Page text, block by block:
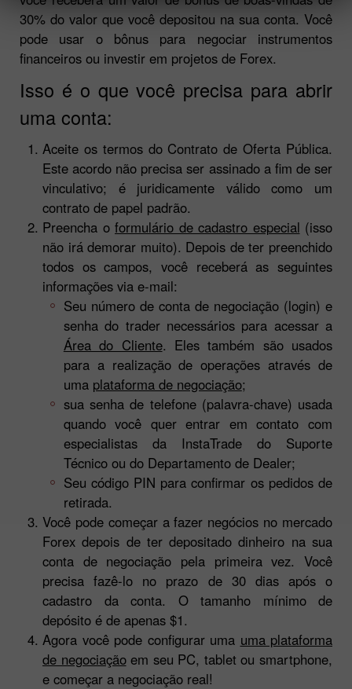
30% do valor que você depositou na sua conta. Você
pode usar o bônus para negociar instrumentos
financeiros ou investir em projetos de Forex.
Isso é o que você precisa para abrir
uma conta:
Aceite os termos do Contrato de Oferta Pública.
Este acordo não precisa ser assinado a fim de ser
vinculativo; é juridicamente válido como um
contrato de papel padrão.
Preencha o formulário de cadastro especial (isso
não irá demorar muito). Depois de ter preenchido
todos os campos, você receberá as seguintes
informações via e-mail:
Seu número de conta de negociação (login) e
senha do trader necessários para acessar a
Área do Cliente. Eles também são usados
para a realização de operações através de
uma plataforma de negociação;
sua senha de telefone (palavra-chave) usada
quando você quer entrar em contato com
especialistas da InstaTrade do Suporte
Técnico ou do Departamento de Dealer;
Seu código PIN para confirmar os pedidos de
retirada.
Você pode começar a fazer negócios no mercado
Forex depois de ter depositado dinheiro na sua
conta de negociação pela primeira vez. Você
precisa fazê-lo no prazo de 30 dias após o
cadastro da conta. O tamanho mínimo de
depósito é de apenas $1.
Agora você pode configurar uma uma plataforma
de negociaçãoem seu PC, tablet ou smartphone,
e começar a negociação real!